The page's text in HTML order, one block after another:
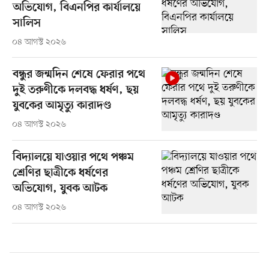
অভিযোগ, বিএনপির কার্যালয়ে
সালিস
০৪ আগস্ট ২০২৬
বন্ধুর জন্মদিন শেষে ফেরার পথে
দুই তরুণীকে দলবদ্ধ ধর্ষণ, ছয়
যুবকের আমৃত্যু কারাদণ্ড
০৪ আগস্ট ২০২৬
বিদ্যালয়ে যাওয়ার পথে পঞ্চম
শ্রেণির ছাত্রীকে ধর্ষণের
অভিযোগ, যুবক আটক
০৪ আগস্ট ২০২৬